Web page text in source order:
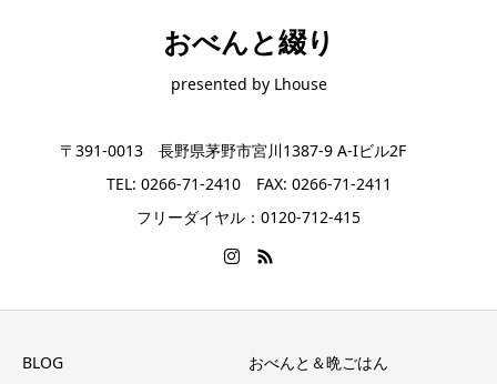
おべんと綴り
presented by Lhouse
〒391-0013 長野県茅野市宮川1387-9 A-Iビル2F
TEL: 0266-71-2410 FAX: 0266-71-2411
フリーダイヤル：0120-712-415
BLOG おべんと＆晩ごはん